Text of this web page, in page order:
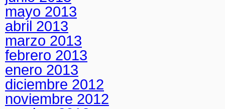
mayo 2013
abril 2013
marzo 2013
febrero 2013
enero 2013
diciembre 2012
noviembre 2012